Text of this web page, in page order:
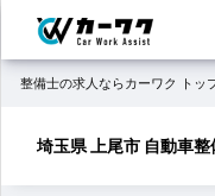
整備士の求人ならカーワク トッ
埼玉県 上尾市 自動車